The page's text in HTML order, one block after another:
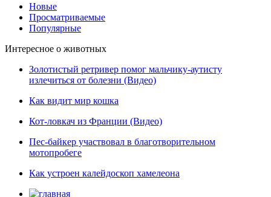
Новые
Просматриваемые
Популярные
Интересное о животных
Золотистый ретривер помог мальчику-аутисту
излечиться от болезни (Видео)
Как видит мир кошка
Кот-ловкач из Франции (Видео)
Пес-байкер участвовал в благотворительном
мотопробеге
Как устроен калейдоскоп хамелеона